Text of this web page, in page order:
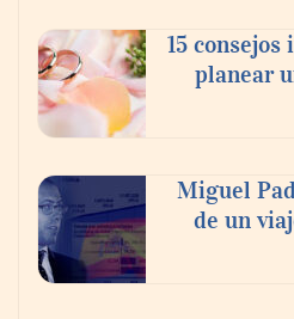
mundo elige para
escogen
compromiso para el
agosto
15
planear
Miguel
de un